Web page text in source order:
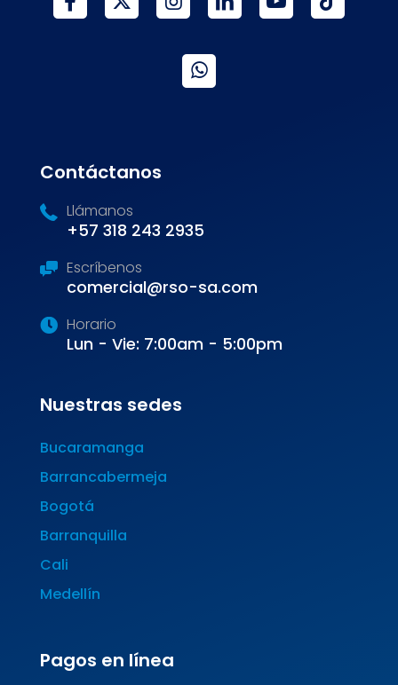
Contáctanos
Llámanos
+57 318 243 2935
Escríbenos
comercial@rso-sa.com
Horario
Lun - Vie: 7:00am - 5:00pm
Nuestras sedes
Bucaramanga
Barrancabermeja
Bogotá
Barranquilla
Cali
Medellín
Pagos en línea